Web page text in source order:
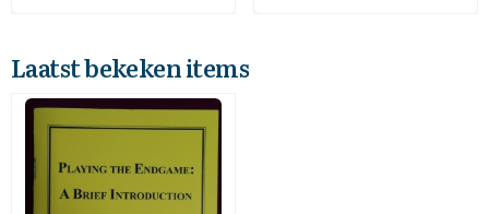
Laatst bekeken items